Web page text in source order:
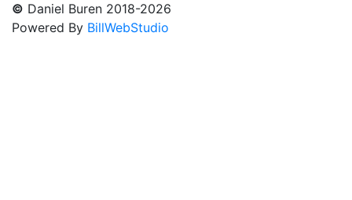
© Daniel Buren 2018-2026
Powered By BillWebStudio